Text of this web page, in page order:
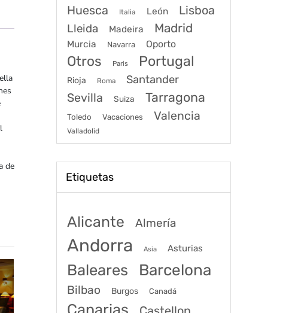
de
Huesca
Italia León Lisboa
Lleida Madeira Madrid
Murcia Navarra Oporto
Otros Paris Portugal
Rioja Roma Santander
Sevilla Suiza Tarragona
Toledo Vacaciones Valencia
Valladolid
Etiquetas
Alicante Almería
Andorra Asia Asturias
Baleares Barcelona
Bilbao Burgos Canadá
Canarias